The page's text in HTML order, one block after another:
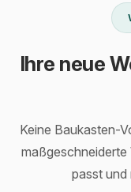
Ihre neue
Keine Baukasten-
maßgeschneiderte
passt und